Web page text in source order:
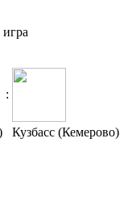
:
Кузбасс (Кемерово)